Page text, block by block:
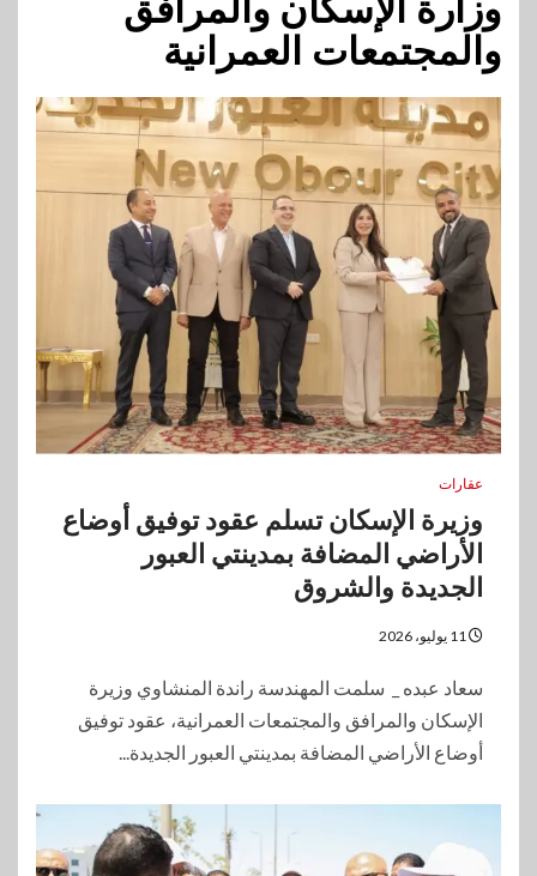
وزارة الإسكان والمرافق
والمجتمعات العمرانية
عقارات
وزيرة الإسكان تسلم عقود توفيق أوضاع
الأراضي المضافة بمدينتي العبور
الجديدة والشروق
سعاد عبده _ سلمت المهندسة راندة المنشاوي وزيرة
الإسكان والمرافق والمجتمعات العمرانية، عقود توفيق
أوضاع الأراضي المضافة بمدينتي العبور الجديدة...